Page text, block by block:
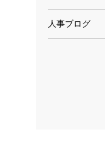
人事ブログ